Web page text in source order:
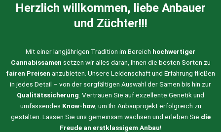
Herzlich willkommen, liebe Anbauer
und Züchter!!!
Mit einer langjährigen Tradition im Bereich hochwertiger
Cannabissamen setzen wir alles daran, Ihnen die besten Sorten zu
fairen Preisen anzubieten. Unsere Leidenschaft und Erfahrung fließen
in jedes Detail – von der sorgfältigen Auswahl der Samen bis hin zur
Qualitätssicherung . Vertrauen Sie auf exzellente Genetik und
umfassendes Know-how, um Ihr Anbauprojekt erfolgreich zu
gestalten. Lassen Sie uns gemeinsam wachsen und erleben Sie die
Freude an erstklassigem Anbau!